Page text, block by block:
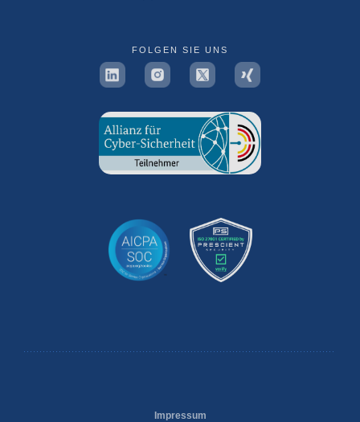
FOLGEN SIE UNS
Impressum